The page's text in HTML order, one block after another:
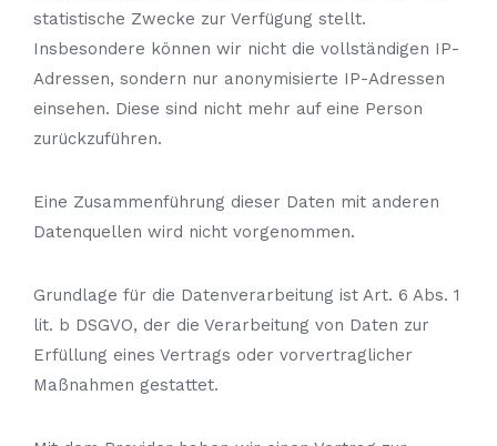
statistische Zwecke zur Verfügung stellt.
Insbesondere können wir nicht die vollständigen IP-
Adressen, sondern nur anonymisierte IP-Adressen
einsehen. Diese sind nicht mehr auf eine Person
zurückzuführen.
Eine Zusammenführung dieser Daten mit anderen
Datenquellen wird nicht vorgenommen.
Grundlage für die Datenverarbeitung ist Art. 6 Abs. 1
lit. b DSGVO, der die Verarbeitung von Daten zur
Erfüllung eines Vertrags oder vorvertraglicher
Maßnahmen gestattet.